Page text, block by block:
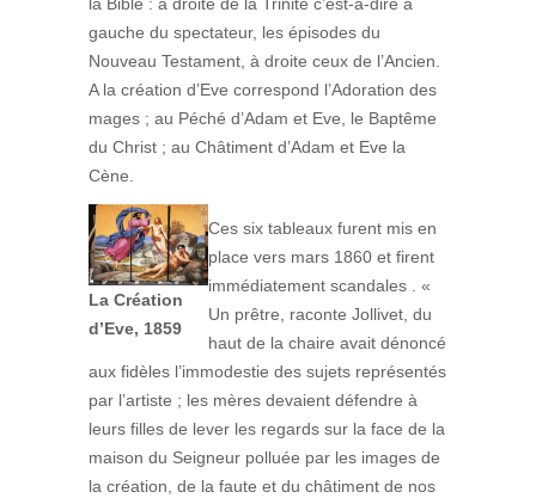
gauche du spectateur, les épisodes du
Nouveau Testament, à droite ceux de l’Ancien.
A la création d’Eve correspond l’Adoration des
mages ; au Péché d’Adam et Eve, le Baptême
du Christ ; au Châtiment d’Adam et Eve la
Cène.
La Création
d’Eve, 1859
Ces six tableaux furent mis en
place vers mars 1860 et firent
immédiatement scandales . «
Un prêtre, raconte Jollivet, du
haut de la chaire avait dénoncé
aux fidèles l’immodestie des sujets représentés
par l’artiste ; les mères devaient défendre à
leurs filles de lever les regards sur la face de la
maison du Seigneur polluée par les images de
la création, de la faute et du châtiment de nos